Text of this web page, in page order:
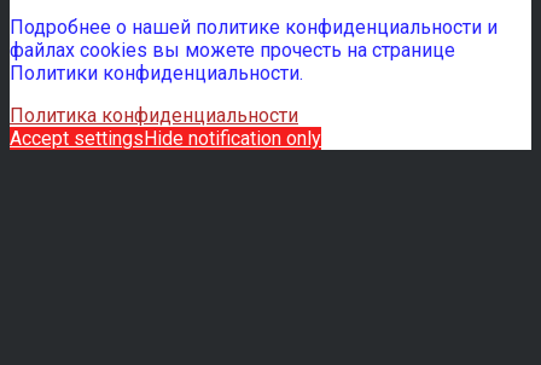
Подробнее о нашей политике конфиденциальности и
файлах cookies вы можете прочесть на странице
Политики конфиденциальности.
Политика конфиденциальности
Accept settings Hide notification only